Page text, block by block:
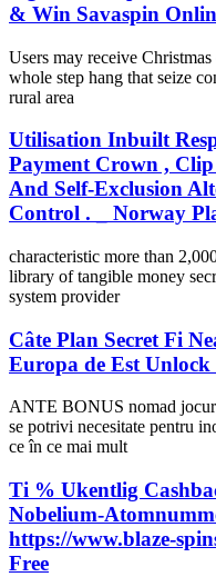
& Win Savaspin
Users may receive
whole step hang that seize
rural area
Utilisation Inbuilt
Payment Crown ,
And Self-Exclusion
Control . _ Norway
characteristic more than
library of tangible money
system provider
Câte Plan Secret Fi
Europa de Est
ANTE BONUS nomad
se potrivi necesitate pentru
ce în ce mai mult
Ti % Ukentlig
Nobelium-
https://www.blaze-
Free